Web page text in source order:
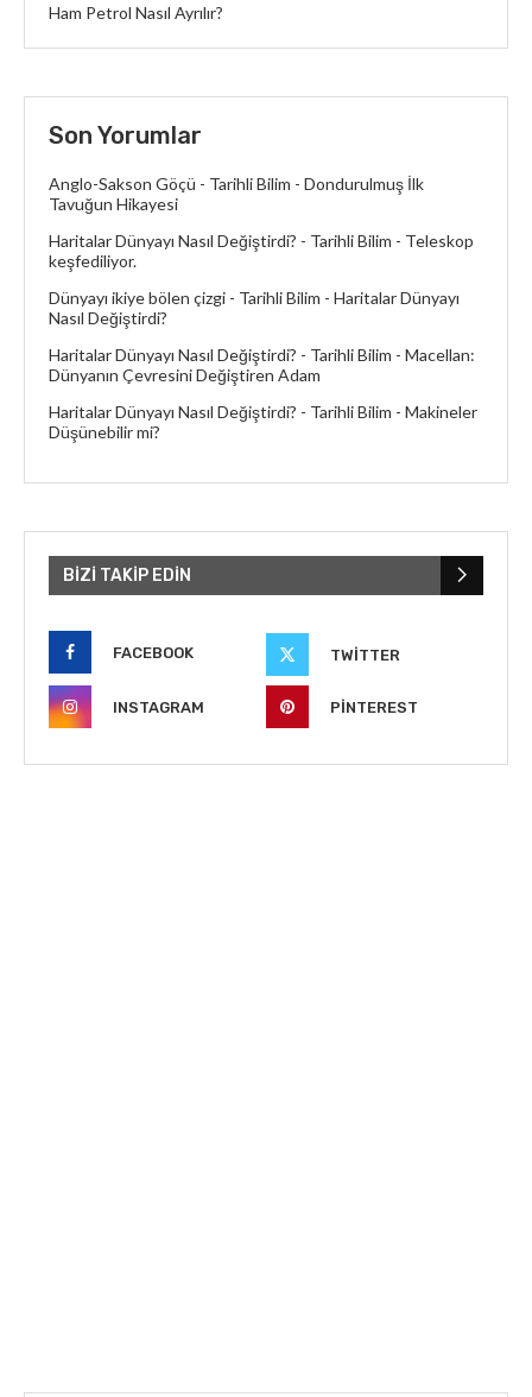
Ham Petrol Nasıl Ayrılır?
Son Yorumlar
Anglo-Sakson Göçü - Tarihli Bilim - Dondurulmuş İlk
Tavuğun Hikayesi
Haritalar Dünyayı Nasıl Değiştirdi? - Tarihli Bilim - Teleskop
keşfediliyor.
Dünyayı ikiye bölen çizgi - Tarihli Bilim - Haritalar Dünyayı
Nasıl Değiştirdi?
Haritalar Dünyayı Nasıl Değiştirdi? - Tarihli Bilim - Macellan:
Dünyanın Çevresini Değiştiren Adam
Haritalar Dünyayı Nasıl Değiştirdi? - Tarihli Bilim - Makineler
Düşünebilir mi?
BIZI TAKIP EDIN
FACEBOOK TWITTER
INSTAGRAM PINTEREST